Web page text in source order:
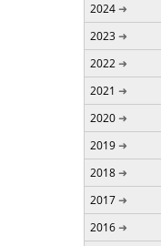
2024
2023
2022
2021
2020
2019
2018
2017
2016